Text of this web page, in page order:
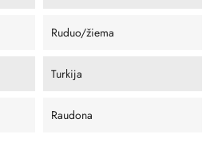
Ruduo/žiema
Turkija
Raudona